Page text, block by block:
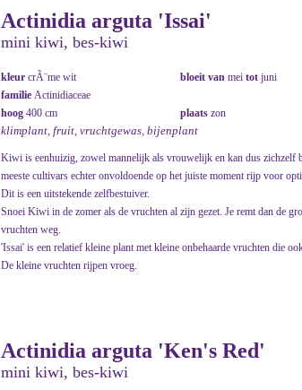
Actinidia arguta 'Issai'
mini kiwi, bes-kiwi
kleur crÃ¨me wit bloeit van mei tot juni
familie Actinidiaceae
hoog 400 cm plaats zon
klimplant, fruit, vruchtgewas, bijenplant
Kiwi is eenhuizig, zowel mannelijk als vrouwelijk en kan dus zichzelf
meeste cultivars echter onvoldoende op het juiste moment rijp voor
Dit is een uitstekende zelfbestuiver.
Snoei Kiwi in de zomer als de vruchten al zijn gezet. Je remt dan de
vruchten weg.
'Issai' is een relatief kleine plant met kleine onbehaarde vruchten die
De kleine vruchten rijpen vroeg.
Actinidia arguta 'Ken's Red'
mini kiwi, bes-kiwi